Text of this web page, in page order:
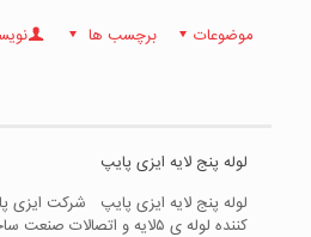
موضوعات برچسب ها
لوله پنج لایه ایزی پایپ
کننده لوله ی ۵لایه و اتصالات